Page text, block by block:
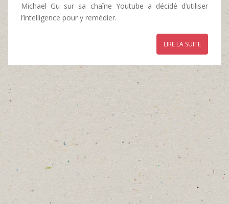
Michael Gu sur sa chaîne Youtube a décidé d’utiliser
l’intelligence pour y remédier.
LIRE LA SUITE